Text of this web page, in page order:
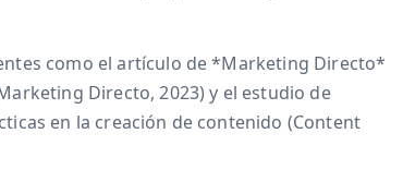
como el artículo de *Marketing Directo*
Directo, 2023) y el estudio de
en la creación de contenido (Content